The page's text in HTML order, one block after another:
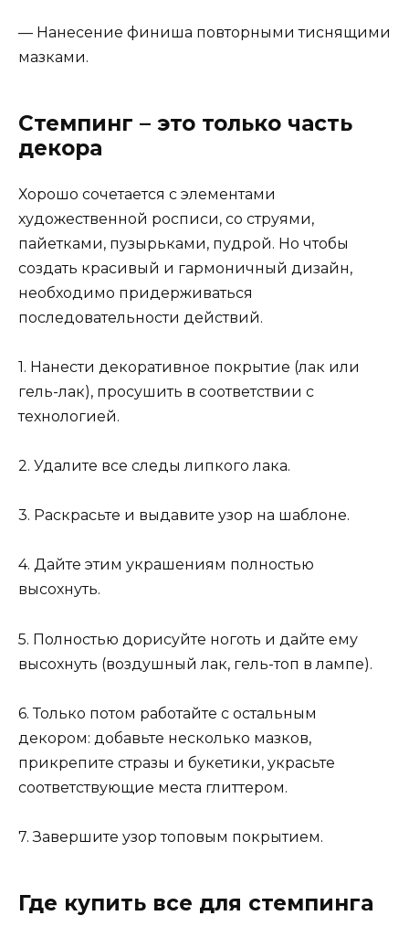
— Нанесение финиша повторными тиснящими
мазками.
Стемпинг – это только часть
декора
Хорошо сочетается с элементами
художественной росписи, со струями,
пайетками, пузырьками, пудрой. Но чтобы
создать красивый и гармоничный дизайн,
необходимо придерживаться
последовательности действий.
1. Нанести декоративное покрытие (лак или
гель-лак), просушить в соответствии с
технологией.
2. Удалите все следы липкого лака.
3. Раскрасьте и выдавите узор на шаблоне.
4. Дайте этим украшениям полностью
высохнуть.
5. Полностью дорисуйте ноготь и дайте ему
высохнуть (воздушный лак, гель-топ в лампе).
6. Только потом работайте с остальным
декором: добавьте несколько мазков,
прикрепите стразы и букетики, украсьте
соответствующие места глиттером.
7. Завершите узор топовым покрытием.
Где купить все для стемпинга